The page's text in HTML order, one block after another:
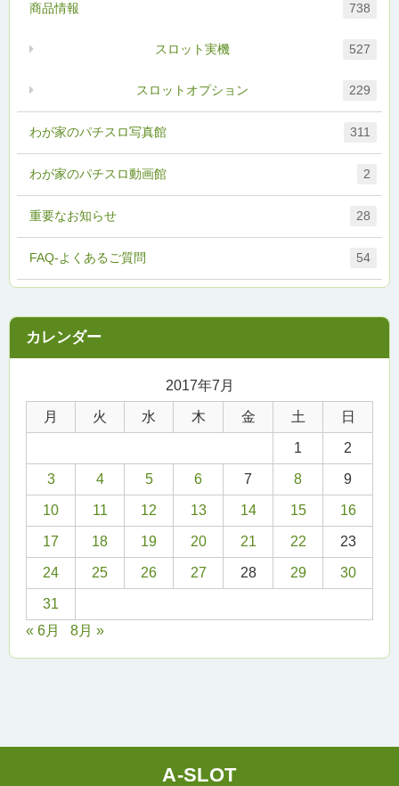
FAQ-よくあるご質問 54
わが家のパチスロ写真館 311
わが家のパチスロ動画館 2
商品情報 738
スロットオプション 229
スロット実機 527
重要なお知らせ 28
2017年7月
月 火 水 木 金 土 日
1 2
3 4 5 6 7 8 9
10 11 12 13 14 15 16
17 18 19 20 21 22 23
24 25 26 27 28 29 30
31
« 6月
8月 »